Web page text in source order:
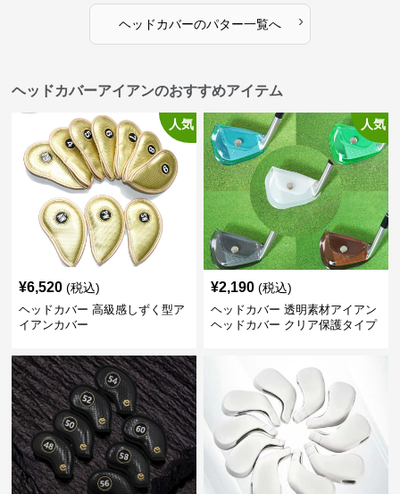
ヘッドカバーのパター一覧へ ›
ヘッドカバーアイアンのおすすめアイテム
人気
¥6,520 (税込)
ヘッドカバー 高級感しずく型ア
イアンカバー
人気
¥2,190 (税込)
ヘッドカバー 透明素材アイアン
ヘッドカバー クリア保護タイプ